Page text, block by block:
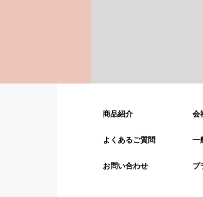
商品紹介 会
よくあるご質問 一
お問い合わせ プ